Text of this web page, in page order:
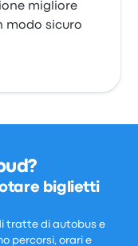
migliore
modo sicuro
biglietti
tratte di autobus e
percorsi, orari e